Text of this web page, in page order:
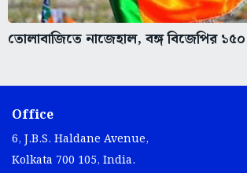
তোলাবাজিতে নাজেহাল, বঙ্গ বিজেপির
Office
6, J.B.S. Haldane Avenue,
Kolkata 700 105, India.